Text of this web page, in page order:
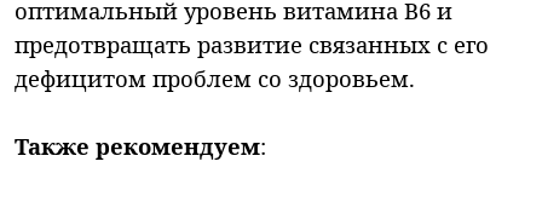
оптимальный уровень витамина В6 и
предотвращать развитие связанных с его
дефицитом проблем со здоровьем.
Также рекомендуем: